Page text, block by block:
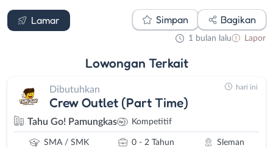
Lamar Simpan Bagikan
1 bulan lalu Lapor
Lowongan Terkait
Dibutuhkan
Crew Outlet (Part Time)
Tahu Go! Pamungkas Kompetitif
SMA / SMK 0 - 2 Tahun Sleman
hari ini